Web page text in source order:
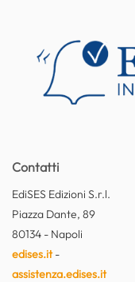
Contatti
EdiSES Edizioni S.r.l.
Piazza Dante, 89
80134 - Napoli
edises.it-
assistenza.edises.it